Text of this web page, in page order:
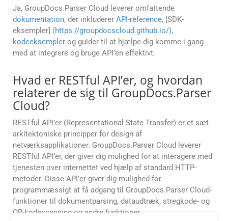
Ja, GroupDocs.Parser Cloud leverer omfattende
dokumentation, der inkluderer API-reference, [SDK-
eksempler] (https://groupdocscloud.github.io/),
kodeeksempler og guider til at hjælpe dig komme i gang
med at integrere og bruge API’en effektivt.
Hvad er RESTful API’er, og hvordan
relaterer de sig til GroupDocs.Parser
Cloud?
RESTful API’er (Representational State Transfer) er et sæt
arkitektoniske principper for design af
netværksapplikationer. GroupDocs.Parser Cloud leverer
RESTful API’er, der giver dig mulighed for at interagere med
tjenesten over internettet ved hjælp af standard HTTP-
metoder. Disse API’er giver dig mulighed for
programmæssigt at få adgang til GroupDocs.Parser Cloud-
funktioner til dokumentparsing, dataudtræk, stregkode- og
QR-kodescanning og andre funktioner.